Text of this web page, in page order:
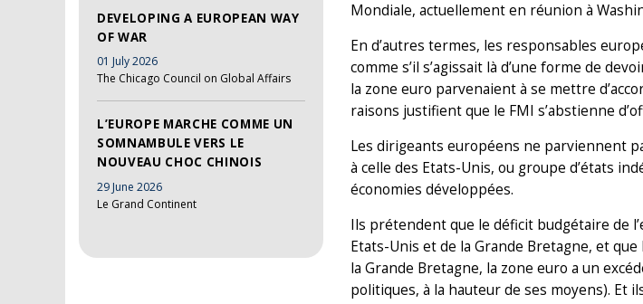
DEVELOPING A EUROPEAN WAY
OF WAR
01 July 2026
The Chicago Council on Global Affairs
L’EUROPE MARCHE COMME UN
SOMNAMBULE VERS LE
NOUVEAU CHOC CHINOIS
29 June 2026
Le Grand Continent
Mondiale, actuellement en réunion à
En d’autres termes, les responsables
comme s’il s’agissait là d’une forme de
la zone euro parvenaient à se mettre
raisons justifient que le FMI s’abstienne
Les dirigeants européens ne parviennent
à celle des Etats-Unis, ou groupe d’états
économies développées.
Ils prétendent que le déficit budgétaire de
Etats-Unis et de la Grande Bretagne, et
la Grande Bretagne, la zone euro a un
politiques, à la hauteur de ses moyens). Et